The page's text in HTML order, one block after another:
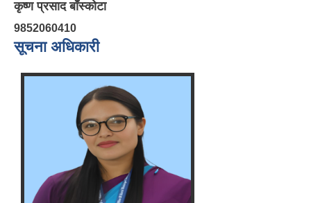
कृष्ण प्रसाद बाँस्कोटा
9852060410
सूचना अधिकारी